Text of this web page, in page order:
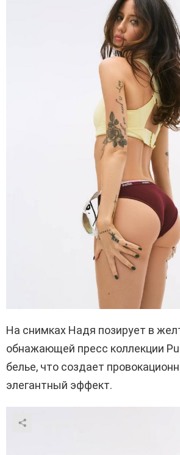
На снимках Надя позирует в
обнажающей пресс коллекции
белье, что создает
элегантный эффект.